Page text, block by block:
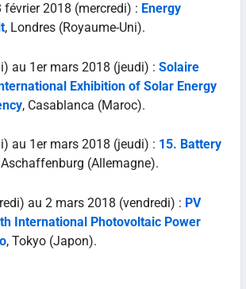
2018 (mercredi) : Energy
, Londres (Royaume-Uni).
au 1er mars 2018 (jeudi) : Solaire
Exhibition of Solar Energy
, Casablanca (Maroc).
au 1er mars 2018 (jeudi) : 15. Battery
Aschaffenburg (Allemagne).
au 2 mars 2018 (vendredi) : PV
International Photovoltaic Power
, Tokyo (Japon).